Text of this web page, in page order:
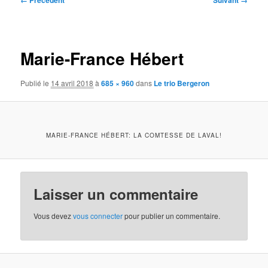
Marie-France Hébert
Publié le 14 avril 2018 à685 × 960dans Le trio Bergeron
MARIE-FRANCE HÉBERT: LA COMTESSE DE LAVAL!
Laisser un commentaire
Vous devezvous connecterpour publier un commentaire.